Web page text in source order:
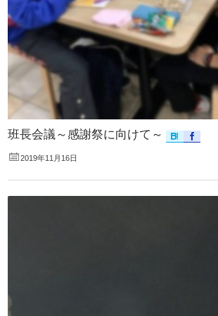
班長会議～感謝祭に向けて～
2019年11月16日